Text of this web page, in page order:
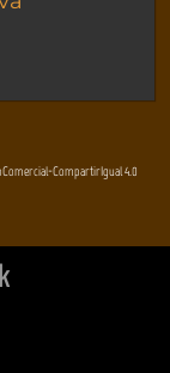
CompartirIgual 4.0